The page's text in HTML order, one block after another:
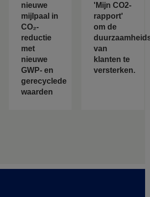
nieuwe
mijlpaal in
CO₂-
reductie
met
nieuwe
GWP- en
gerecyclede
waarden
'Mijn CO2-
rapport'
om de
van
klanten te
versterken.